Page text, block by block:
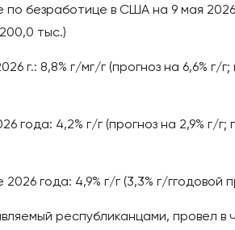
безработице в США на 9 мая 2026
тыс.)
г.: 8,8% г/мг/г (прогноз на 6,6% г/
4,2% г/г (прогноз на 2,9% г/
года: 4,9% г/г (3,3% г/ггодовой
республиканцами, провел в